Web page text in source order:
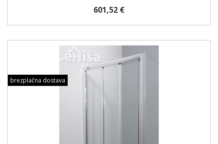
601,52 €
brezplačna dostava